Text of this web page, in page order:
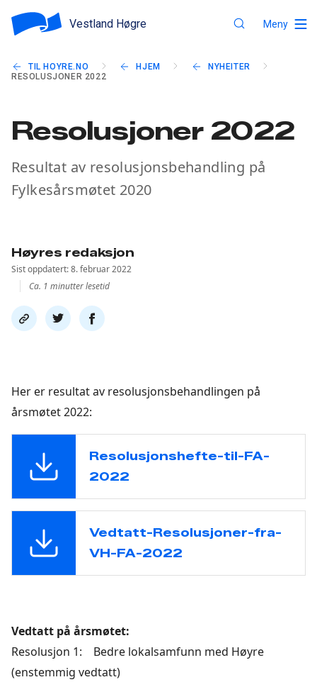
Vestland Høgre Meny
TIL HOYRE.NO HJEM
NYHEITER
RESOLUSJONER 2022
Resolusjoner 2022
Resultat av resolusjonsbehandling på
Fylkesårsmøtet 2020
Høyres redaksjon
Sist oppdatert: 8. februar 2022
Ca. 1 minutter lesetid
Del
link
Del
på
Del
på
Her er resultat av resolusjonsbehandlingen på
årsmøtet 2022:
Resolusjonshefte-til-FA-
2022
Vedtatt-Resolusjoner-fra-
VH-FA-2022
Vedtatt på årsmøtet:
Resolusjon 1: Bedre lokalsamfunn med Høyre
(enstemmig vedtatt)